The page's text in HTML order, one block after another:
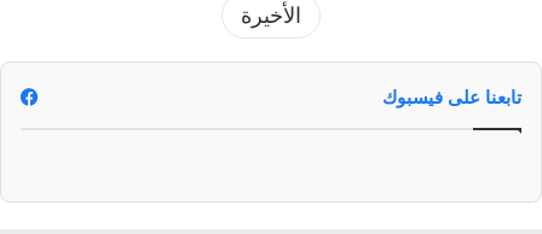
الأخيرة
تابعنا على فيسبوك